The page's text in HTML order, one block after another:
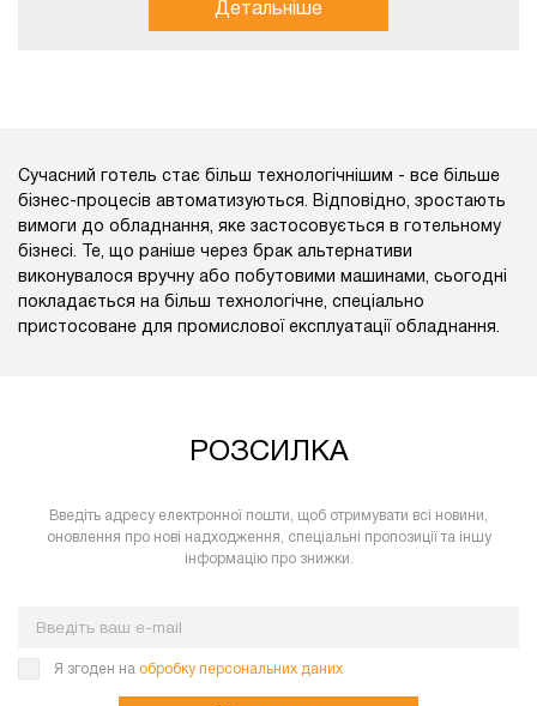
Детальніше
Сучасний готель стає більш технологічнішим - все більше
бізнес-процесів автоматизуються. Відповідно, зростають
вимоги до обладнання, яке застосовується в готельному
бізнесі. Те, що раніше через брак альтернативи
виконувалося вручну або побутовими машинами, сьогодні
покладається на більш технологічне, спеціально
пристосоване для промислової експлуатації обладнання.
РОЗСИЛКА
Введіть адресу електронної пошти, щоб отримувати всі новини,
оновлення про нові надходження, спеціальні пропозиції та іншу
інформацію про знижки.
Я згоден на обробку персональних даних